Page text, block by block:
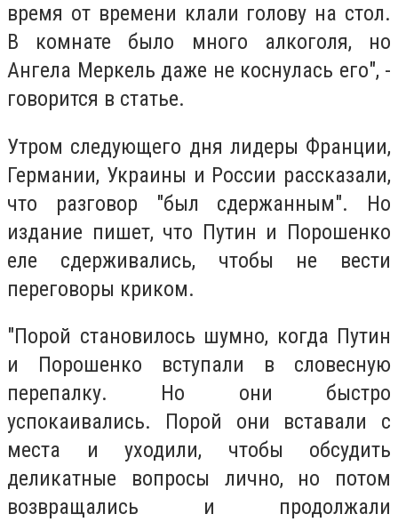
время от времени клали голову на стол.
В комнате было много алкоголя, но
Ангела Меркель даже не коснулась его", -
говорится в статье.
Утром следующего дня лидеры Франции,
Германии, Украины и России рассказали,
что разговор "был сдержанным". Но
издание пишет, что Путин и Порошенко
еле сдерживались, чтобы не вести
переговоры криком.
"Порой становилось шумно, когда Путин
и Порошенко вступали в словесную
перепалку. Но они быстро
успокаивались. Порой они вставали с
места и уходили, чтобы обсудить
деликатные вопросы лично, но потом
возвращались и продолжали